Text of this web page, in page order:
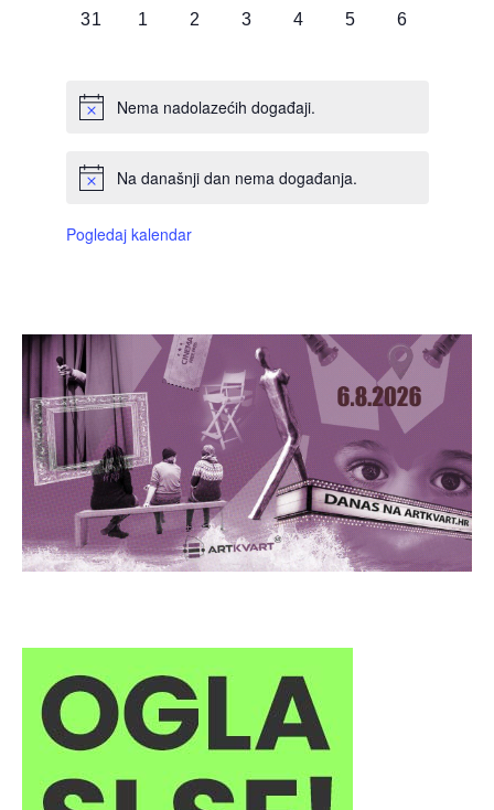
0
31
0
1
0
2
0
3
0
4
0
5
0
6
Nema nadolazećih događaji.
Na današnji dan nema događanja.
Pogledaj kalendar